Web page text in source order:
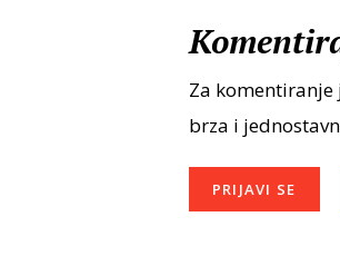
Za komentiranje
brza i
PRIJAVI SE